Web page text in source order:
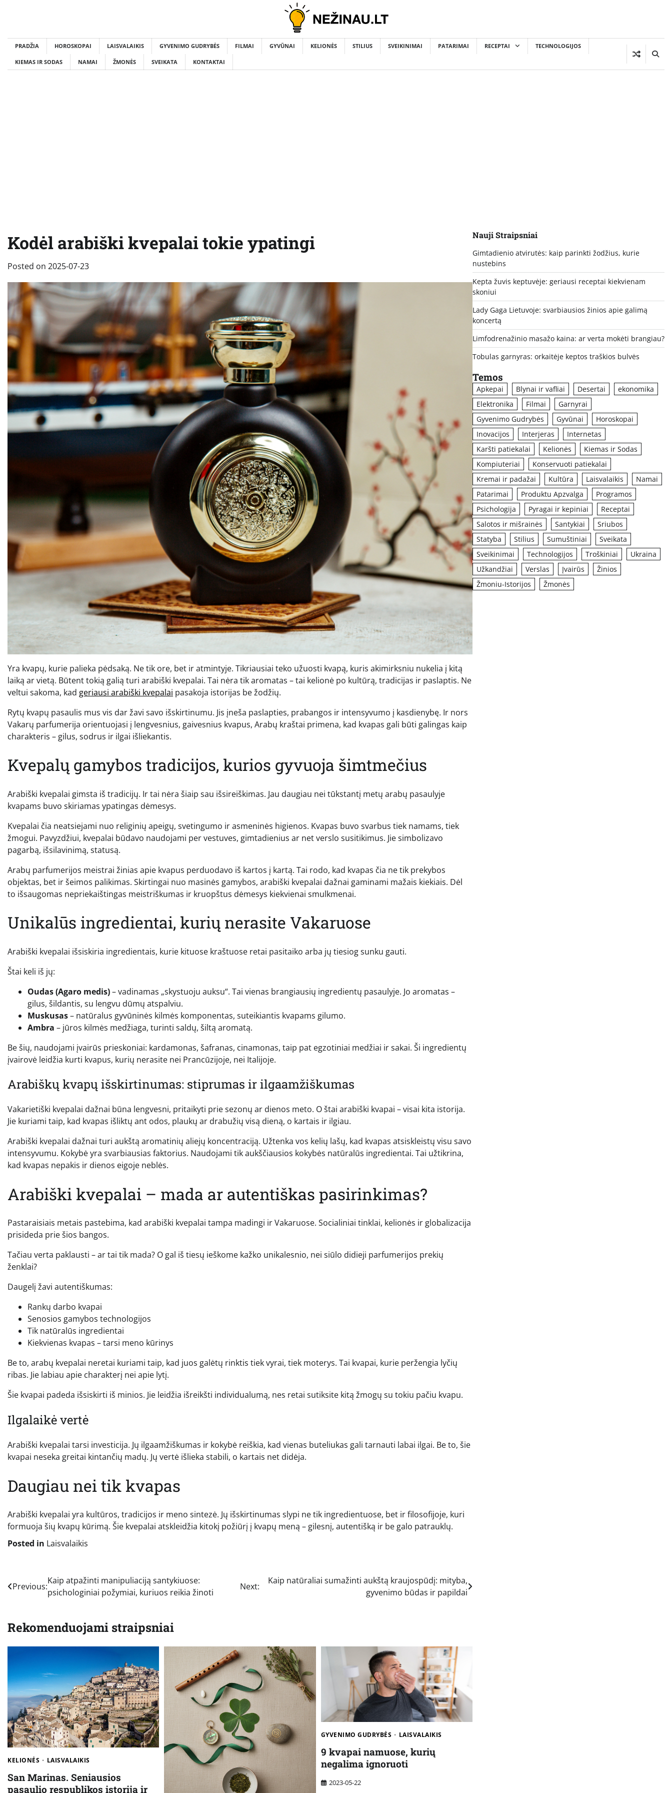
PRADŽIA HOROSKOPAI LAISVALAIKIS GYVENIMO GUDRYBĖS FILMAI GYVŪNAI KELIONĖS STILIUS SVEIKINIMAI PATARIMAI RECEPTAI TECHNOLOGIJOS
KIEMAS IR SODAS NAMAI ŽMONĖS SVEIKATA KONTAKTAI
Kodėl arabiški kvepalai tokie ypatingi
Posted on 2025-07-23
Yra kvapų, kurie palieka pėdsaką. Ne tik ore, bet ir atmintyje. Tikriausiai teko užuosti kvapą, kuris akimirksniu nukelia į kitą
laiką ar vietą. Būtent tokią galią turi arabiški kvepalai. Tai nėra tik aromatas – tai kelionė po kultūrą, tradicijas ir paslaptis. Ne
veltui sakoma, kad geriausi arabiški kvepalai pasakoja istorijas be žodžių.
Rytų kvapų pasaulis mus vis dar žavi savo išskirtinumu. Jis įneša paslapties, prabangos ir intensyvumo į kasdienybę. Ir nors
Vakarų parfumerija orientuojasi į lengvesnius, gaivesnius kvapus, Arabų kraštai primena, kad kvapas gali būti galingas kaip
charakteris – gilus, sodrus ir ilgai išliekantis.
Kvepalų gamybos tradicijos, kurios gyvuoja šimtmečius
Arabiški kvepalai gimsta iš tradicijų. Ir tai nėra šiaip sau išsireiškimas. Jau daugiau nei tūkstantį metų arabų pasaulyje
kvapams buvo skiriamas ypatingas dėmesys.
Kvepalai čia neatsiejami nuo religinių apeigų, svetingumo ir asmeninės higienos. Kvapas buvo svarbus tiek namams, tiek
žmogui. Pavyzdžiui, kvepalai būdavo naudojami per vestuves, gimtadienius ar net verslo susitikimus. Jie simbolizavo
pagarbą, išsilavinimą, statusą.
Arabų parfumerijos meistrai žinias apie kvapus perduodavo iš kartos į kartą. Tai rodo, kad kvapas čia ne tik prekybos
objektas, bet ir šeimos palikimas. Skirtingai nuo masinės gamybos, arabiški kvepalai dažnai gaminami mažais kiekiais. Dėl
to išsaugomas nepriekaištingas meistriškumas ir kruopštus dėmesys kiekvienai smulkmenai.
Unikalūs ingredientai, kurių nerasite Vakaruose
Arabiški kvepalai išsiskiria ingredientais, kurie kituose kraštuose retai pasitaiko arba jų tiesiog sunku gauti.
Štai keli iš jų:
Oudas (Agaro medis)– vadinamas „skystuoju auksu“. Tai vienas brangiausių ingredientų pasaulyje. Jo aromatas –
gilus, šildantis, su lengvu dūmų atspalviu.
Muskusas– natūralus gyvūninės kilmės komponentas, suteikiantis kvapams gilumo.
Ambra – jūros kilmės medžiaga, turinti saldų, šiltą aromatą.
Be šių, naudojami įvairūs prieskoniai: kardamonas, šafranas, cinamonas, taip pat egzotiniai medžiai ir sakai. Ši ingredientų
įvairovė leidžia kurti kvapus, kurių nerasite nei Prancūzijoje, nei Italijoje.
Arabiškų kvapų išskirtinumas: stiprumas ir ilgaamžiškumas
Vakarietiški kvepalai dažnai būna lengvesni, pritaikyti prie sezonų ar dienos meto. O štai arabiški kvapai – visai kita istorija.
Jie kuriami taip, kad kvapas išliktų ant odos, plaukų ar drabužių visą dieną, o kartais ir ilgiau.
Arabiški kvepalai dažnai turi aukštą aromatinių aliejų koncentraciją. Užtenka vos kelių lašų, kad kvapas atsiskleistų visu savo
intensyvumu. Kokybė yra svarbiausias faktorius. Naudojami tik aukščiausios kokybės natūralūs ingredientai. Tai užtikrina,
kad kvapas nepakis ir dienos eigoje neblės.
Arabiški kvepalai – mada ar autentiškas pasirinkimas?
Pastaraisiais metais pastebima, kad arabiški kvepalai tampa madingi ir Vakaruose. Socialiniai tinklai, kelionės ir globalizacija
prisideda prie šios bangos.
Tačiau verta paklausti – ar tai tik mada? O gal iš tiesų ieškome kažko unikalesnio, nei siūlo didieji parfumerijos prekių
ženklai?
Daugelį žavi autentiškumas:
Rankų darbo kvapai
Senosios gamybos technologijos
Tik natūralūs ingredientai
Kiekvienas kvapas – tarsi meno kūrinys
Be to, arabų kvepalai neretai kuriami taip, kad juos galėtų rinktis tiek vyrai, tiek moterys. Tai kvapai, kurie peržengia lyčių
ribas. Jie labiau apie charakterį nei apie lytį.
Šie kvapai padeda išsiskirti iš minios. Jie leidžia išreikšti individualumą, nes retai sutiksite kitą žmogų su tokiu pačiu kvapu.
Ilgalaikė vertė
Arabiški kvepalai tarsi investicija. Jų ilgaamžiškumas ir kokybė reiškia, kad vienas buteliukas gali tarnauti labai ilgai. Be to, šie
kvapai neseka greitai kintančių madų. Jų vertė išlieka stabili, o kartais net didėja.
Daugiau nei tik kvapas
Arabiški kvepalai yra kultūros, tradicijos ir meno sintezė. Jų išskirtinumas slypi ne tik ingredientuose, bet ir filosofijoje, kuri
formuoja šių kvapų kūrimą. Šie kvepalai atskleidžia kitokį požiūrį į kvapų meną – gilesnį, autentišką ir be galo patrauklų.
Posted in Laisvalaikis
Navigacija
įrašų
Previous:
Kaip atpažinti manipuliaciją santykiuose:
psichologiniai požymiai, kuriuos reikia žinoti
Next:
Kaip natūraliai sumažinti aukštą kraujospūdį: mityba,
gyvenimo būdas ir papildai
Rekomenduojami straipsniai
KELIONĖS LAISVALAIKIS
San Marinas. Seniausios
pasaulio respublikos istorija ir
GYVENIMO GUDRYBĖS LAISVALAIKIS
9 kvapai namuose, kurių
negalima ignoruoti
2023-05-22
Nauji Straipsniai
Gimtadienio atvirutės: kaip parinkti žodžius, kurie
nustebins
Kepta žuvis keptuvėje: geriausi receptai kiekvienam
skoniui
Lady Gaga Lietuvoje: svarbiausios žinios apie galimą
koncertą
Limfodrenažinio masažo kaina: ar verta mokėti brangiau?
Tobulas garnyras: orkaitėje keptos traškios bulvės
Temos
Apkepai Blynai ir vafliai Desertai
ekonomika
Elektronika
Filmai
Garnyrai
Gyvenimo Gudrybės
Gyvūnai
Horoskopai
Inovacijos
Interjeras
Internetas
Karšti patiekalai
Kelionės
Kiemas ir Sodas
Kompiuteriai
Konservuoti patiekalai
Kremai ir padažai
Kultūra Laisvalaikis
Namai
Patarimai
Produktu Apzvalga
Programos
Psichologija
Pyragai ir kepiniai
Receptai
Salotos ir mišrainės
Santykiai
Sriubos
Statyba
Stilius Sumuštiniai
Sveikata
Sveikinimai
Technologijos Troškiniai
Ukraina
Užkandžiai
Verslas Įvairūs
Žinios
Žmoniu-Istorijos
Žmonės